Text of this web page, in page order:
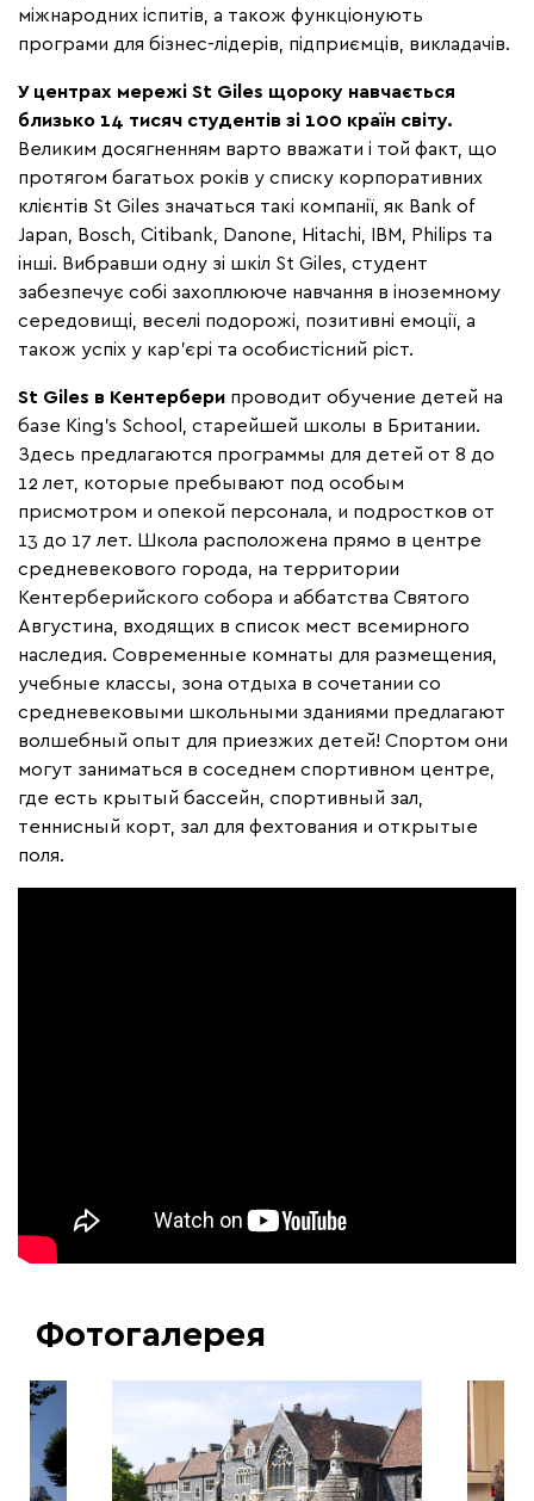
міжнародних іспитів, а також функціонують
програми для бізнес-лідерів, підприємців, викладачів.
У центрах мережі St Giles щороку навчається
близько 14 тисяч студентів зі 100 країн світу.
Великим досягненням варто вважати і той факт, що
протягом багатьох років у списку корпоративних
клієнтів St Giles значаться такі компанії, як Bank of
Japan, Bosch, Citibank, Danone, Hitachi, IBM, Philips та
інші. Вибравши одну зі шкіл St Giles, студент
забезпечує собі захоплююче навчання в іноземному
середовищі, веселі подорожі, позитивні емоції, а
також успіх у кар'єрі та особистісний ріст.
St Giles в Кентербери проводит обучение детей на
базе King’s School, старейшей школы в Британии.
Здесь предлагаются программы для детей от 8 до
12 лет, которые пребывают под особым
присмотром и опекой персонала, и подростков от
13 до 17 лет. Школа расположена прямо в центре
средневекового города, на территории
Кентерберийского собора и аббатства Святого
Августина, входящих в список мест всемирного
наследия. Современные комнаты для размещения,
учебные классы, зона отдыха в сочетании со
средневековыми школьными зданиями предлагают
волшебный опыт для приезжих детей! Спортом они
могут заниматься в соседнем спортивном центре,
где есть крытый бассейн, спортивный зал,
теннисный корт, зал для фехтования и открытые
поля.
Фотогалерея